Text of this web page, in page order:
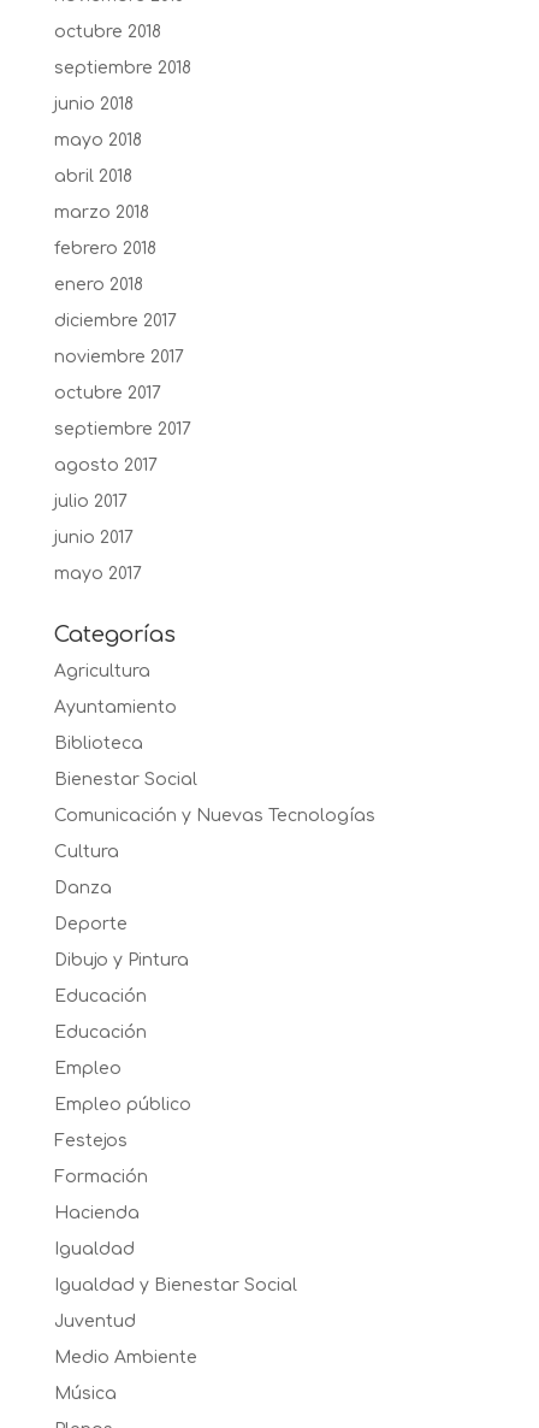
octubre 2018
septiembre 2018
junio 2018
mayo 2018
abril 2018
marzo 2018
febrero 2018
enero 2018
diciembre 2017
noviembre 2017
octubre 2017
septiembre 2017
agosto 2017
julio 2017
junio 2017
mayo 2017
Categorías
Agricultura
Ayuntamiento
Biblioteca
Bienestar Social
Comunicación y Nuevas Tecnologías
Cultura
Danza
Deporte
Dibujo y Pintura
Educación
Educación
Empleo
Empleo público
Festejos
Formación
Hacienda
Igualdad
Igualdad y Bienestar Social
Juventud
Medio Ambiente
Música